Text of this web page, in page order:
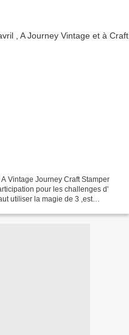
Vintage Journey Craft Stamper
pour les challenges d'
utiliser la magie de 3 ,est